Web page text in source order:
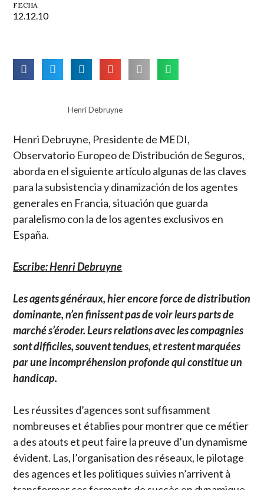
FECHA
12.12.10
Henri Debruyne
Henri Debruyne, Presidente de MEDI,
Observatorio Europeo de Distribución de Seguros,
aborda en el siguiente artículo algunas de las claves
para la subsistencia y dinamización de los agentes
generales en Francia, situación que guarda
paralelismo con la de los agentes exclusivos en
España.
Escribe: Henri Debruyne
Les agents généraux, hier encore force de distribution
dominante, n’en finissent pas de voir leurs parts de
marché s’éroder. Leurs relations avec les compagnies
sont difficiles, souvent tendues, et restent marquées
par une incompréhension profonde qui constitue un
handicap.
Les réussites d’agences sont suffisamment
nombreuses et établies pour montrer que ce métier
a des atouts et peut faire la preuve d’un dynamisme
évident. Las, l’organisation des réseaux, le pilotage
des agences et les politiques suivies n’arrivent à